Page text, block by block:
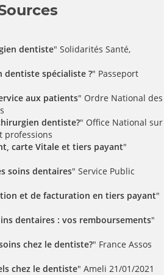
dentiste" Solidarités Santé,
dentiste spécialiste ?" Passeport
aux patients" Ordre National des
dentiste?" Office National sur
professions
carte Vitale et tiers payant"
soins dentaires" Service Public
et de facturation en tiers payant"
dentaires : vos remboursements"
chez le dentiste?" France Assos
chez le dentiste" Ameli 21/01/2021